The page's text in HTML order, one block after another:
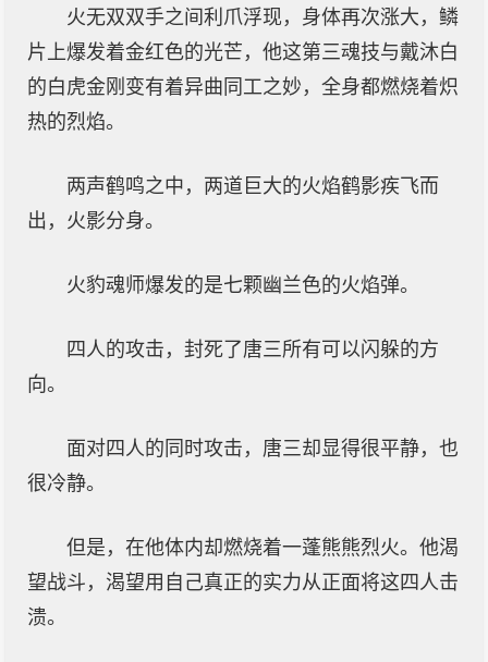
火无双双手之间利爪浮现，身体再次涨大，鳞
片上爆发着金红色的光芒，他这第三魂技与戴沐白
的白虎金刚变有着异曲同工之妙，全身都燃烧着炽
热的烈焰。
两声鹤鸣之中，两道巨大的火焰鹤影疾飞而
出，火影分身。
火豹魂师爆发的是七颗幽兰色的火焰弹。
四人的攻击，封死了唐三所有可以闪躲的方
向。
面对四人的同时攻击，唐三却显得很平静，也
很冷静。
但是，在他体内却燃烧着一蓬熊熊烈火。他渴
望战斗，渴望用自己真正的实力从正面将这四人击
溃。